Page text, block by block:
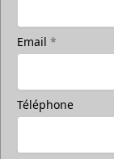
Prends une
Email *
Téléphone